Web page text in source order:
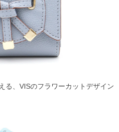
る、VISのフラワーカットデザイン